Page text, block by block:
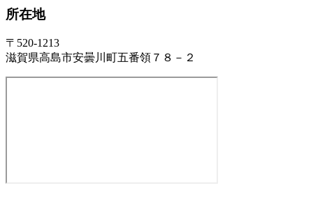
所在地
〒520-1213
滋賀県高島市安曇川町五番領７８－２